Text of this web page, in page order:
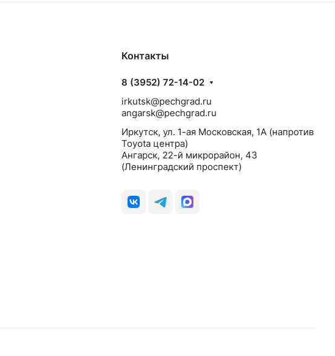
Контакты
8 (3952) 72-14-02
irkutsk@pechgrad.ru
angarsk@pechgrad.ru
Иркутск, ул. 1-ая Московская, 1А (напротив
Toyota центра)
Ангарск, 22-й микрорайон, 43
(Ленинградский проспект)